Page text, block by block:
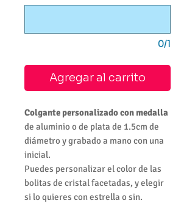
0/1
Agregar al carrito
Colgante personalizado con medalla
de aluminio o de plata de 1.5cm de
diámetro y grabado a mano con una
inicial.
Puedes personalizar el color de las
bolitas de cristal facetadas, y elegir
si lo quieres con estrella o sin.